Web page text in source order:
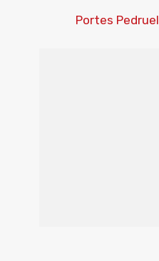
Portes Pedruel